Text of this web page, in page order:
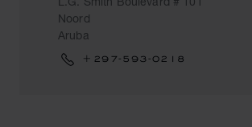
Noord
Aruba
+297-593-0218